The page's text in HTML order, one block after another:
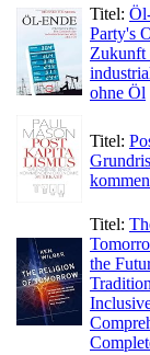
Titel:
Party's
Zukunft
ohne Öl
Titel:
Titel:
the